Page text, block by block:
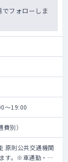
フォローしま
～19:00
別）
原則公共交通機関
す。※車通勤・タ